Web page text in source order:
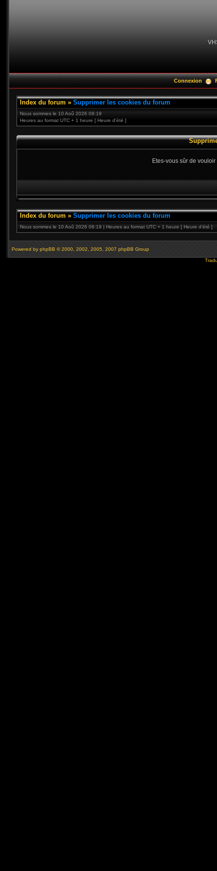
Connexion
Index du forum » Supprimer les cookies du forum
Nous sommes le 10 Aoû 2026 08:19
Heures au format UTC + 1 heure [ Heure d’été ]
Etes-vous sûr de
Index du forum » Supprimer les cookies du forum
Nous sommes le 10 Aoû 2026 08:19 | Heures au format UTC + 1 heure [ Heure d’été ]
Powered by phpBB © 2000, 2002, 2005, 2007 phpBB Group